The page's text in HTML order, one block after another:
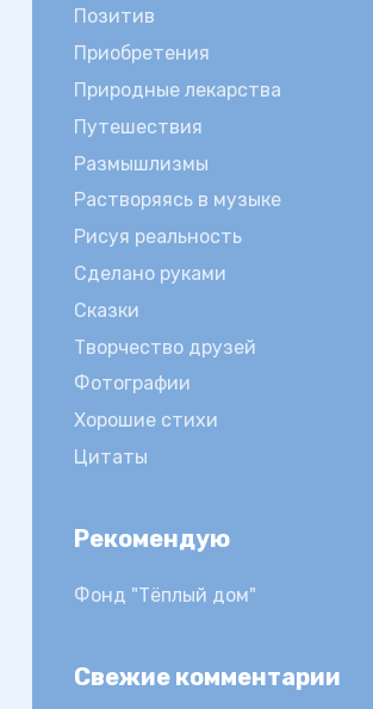
Позитив
Приобретения
Природные лекарства
Путешествия
Размышлизмы
Растворяясь в музыке
Рисуя реальность
Сделано руками
Сказки
Творчество друзей
Фотографии
Хорошие стихи
Цитаты
Рекомендую
Фонд "Тёплый дом"
Свежие комментарии